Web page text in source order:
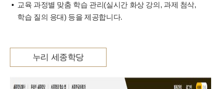
교육 과정별 맞춤 학습 관리(실시간 화상 강의, 과제 첨삭,
학습 질의 응대) 등을 제공합니다.
누리 세종학당